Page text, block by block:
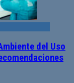
del Uso